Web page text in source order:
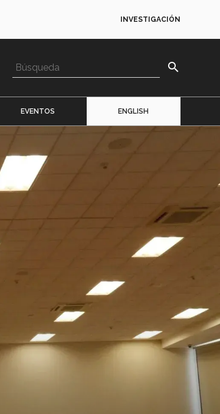
INVESTIGACIÓN
search
EVENTOS ENGLISH